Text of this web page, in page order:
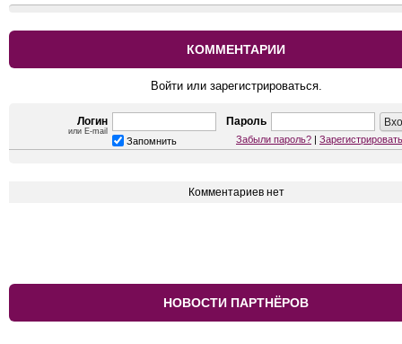
КОММЕНТАРИИ
Войти или зарегистрироваться.
Логин
или E-mail
Пароль
Запомнить Забыли пароль? |
Комментариев нет
НОВОСТИ ПАРТНЁРОВ